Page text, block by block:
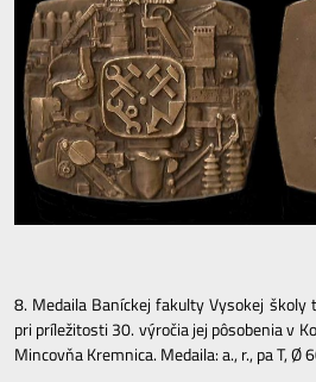
8. Medaila Baníckej fakulty Vysokej školy
pri príležitosti 30. výročia jej pôsobenia v
Mincovňa Kremnica. Medaila: a., r., pa T, Ø